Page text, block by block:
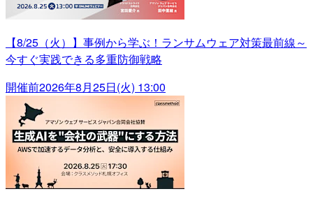
【8/25（火）】事例から学ぶ！ランサムウェア対策最前線～
今すぐ実践できる多重防御戦略
開催前2026年8月25日(火) 13:00